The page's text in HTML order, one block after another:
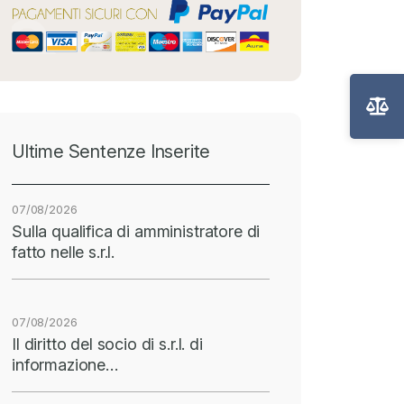
Ultime Sentenze Inserite
07/08/2026
Sulla qualifica di amministratore di
fatto nelle s.r.l.
07/08/2026
Il diritto del socio di s.r.l. di
informazione…